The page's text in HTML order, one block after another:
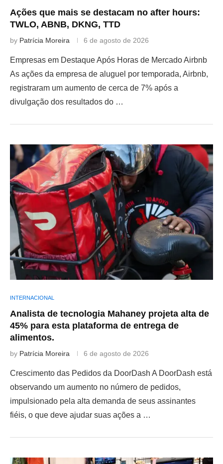
Ações que mais se destacam no after hours:
TWLO, ABNB, DKNG, TTD
by Patrícia Moreira 6 de agosto de 2026
Empresas em Destaque Após Horas de Mercado Airbnb
As ações da empresa de aluguel por temporada, Airbnb,
registraram um aumento de cerca de 7% após a
divulgação dos resultados do …
INTERNACIONAL
Analista de tecnologia Mahaney projeta alta de
45% para esta plataforma de entrega de
alimentos.
by Patrícia Moreira 6 de agosto de 2026
Crescimento das Pedidos da DoorDash A DoorDash está
observando um aumento no número de pedidos,
impulsionado pela alta demanda de seus assinantes
fiéis, o que deve ajudar suas ações a …